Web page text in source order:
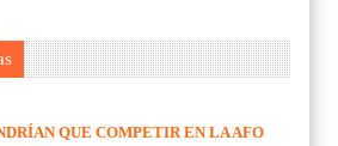
QUE COMPETIR EN LA AFO